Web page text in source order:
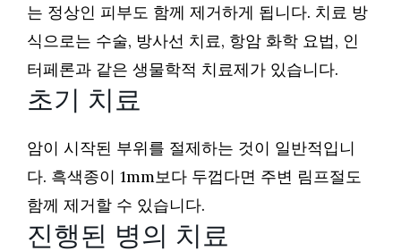
는 정상인 피부도 함께 제거하게 됩니다. 치료 방
식으로는 수술, 방사선 치료, 항암 화학 요법, 인
터페론과 같은 생물학적 치료제가 있습니다.
초기 치료
암이 시작된 부위를 절제하는 것이 일반적입니
다. 흑색종이 1mm보다 두껍다면 주변 림프절도
함께 제거할 수 있습니다.
진행된 병의 치료